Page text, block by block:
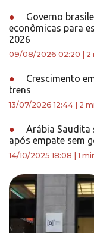
●
Governo
econômicas para
2026
09/08/2026 02:20 2
●
Crescimento
trens
13/07/2026 12:44 2
●
Arábia Saudita
após empate sem
14/10/2025 18:08 |1